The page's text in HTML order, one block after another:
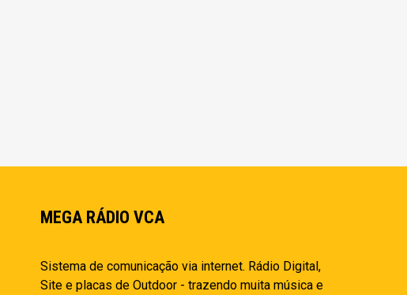
MEGA RÁDIO VCA
Sistema de comunicação via internet. Rádio Digital,
Site e placas de Outdoor - trazendo muita música e